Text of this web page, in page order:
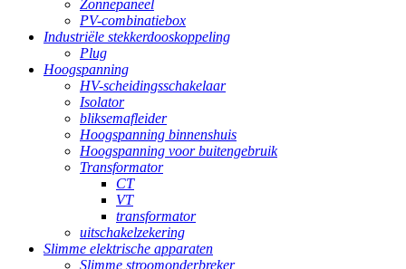
Zonnepaneel
PV-combinatiebox
Industriële stekkerdooskoppeling
Plug
Hoogspanning
HV-scheidingsschakelaar
Isolator
bliksemafleider
Hoogspanning binnenshuis
Hoogspanning voor buitengebruik
Transformator
CT
VT
transformator
uitschakelzekering
Slimme elektrische apparaten
Slimme stroomonderbreker